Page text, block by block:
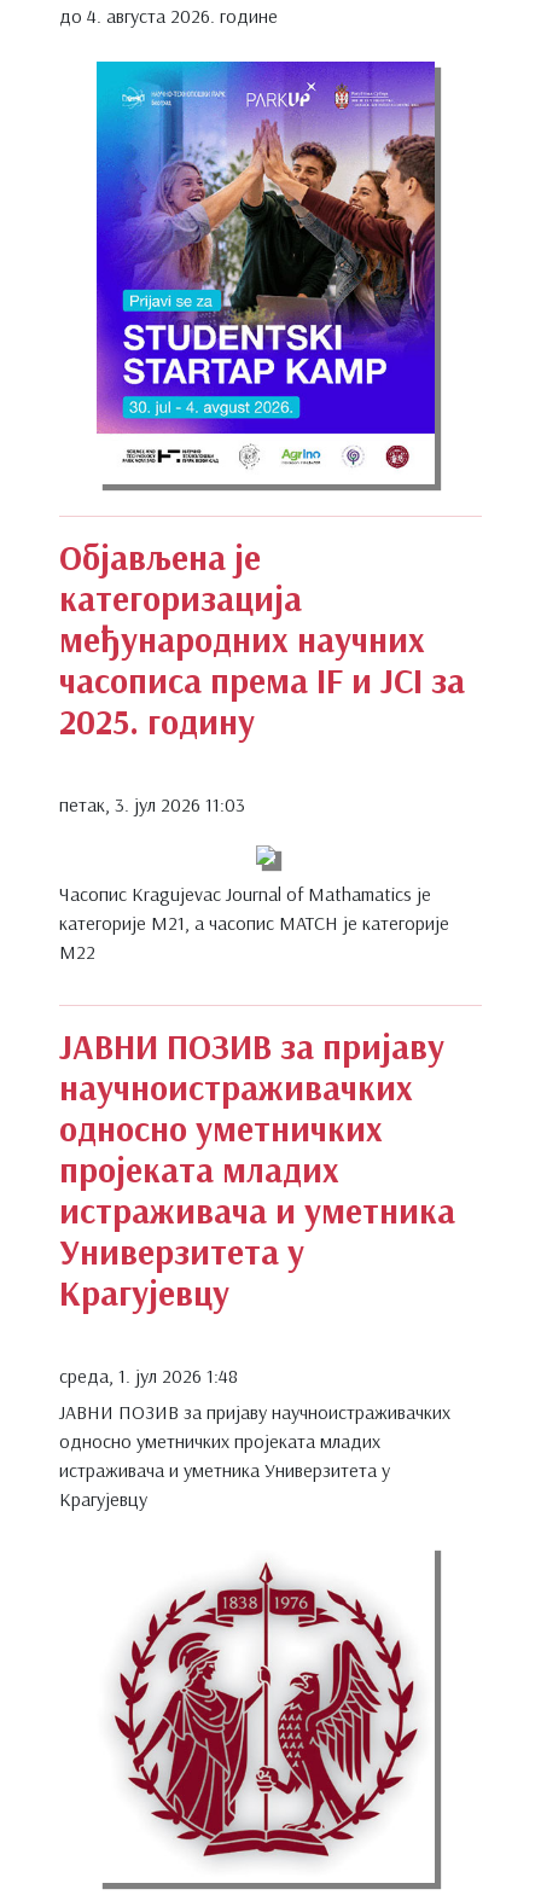
до 4. августа 2026. године
Објављена је
категоризација
међународних научних
часописа према IF и JCI за
2025. годину
петак, 3. јул 2026 11:03
Часопис Kragujevac Journal of Mathamatics je
категорије M21, a часопис MATCH je категорије
M22
ЈАВНИ ПОЗИВ за пријаву
научноистраживачких
односно уметничких
пројеката младих
истраживача и уметника
Универзитета у
Крагујевцу
среда, 1. јул 2026 1:48
ЈАВНИ ПОЗИВ за пријаву научноистраживачких
односно уметничких пројеката младих
истраживача и уметника Универзитета у
Крагујевцу